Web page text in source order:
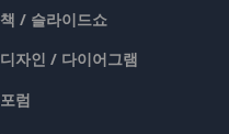
책 / 슬라이드쇼
디자인 / 다이어그램
포럼